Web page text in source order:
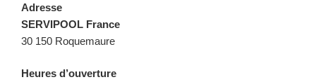
Adresse
SERVIPOOL France
30 150 Roquemaure
Heures d’ouverture